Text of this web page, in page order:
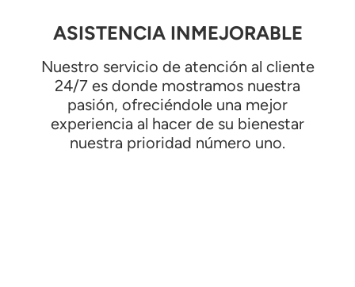
ASISTENCIA INMEJORABLE
Nuestro servicio de atención al cliente
24/7 es donde mostramos nuestra
pasión, ofreciéndole una mejor
experiencia al hacer de su bienestar
nuestra prioridad número uno.